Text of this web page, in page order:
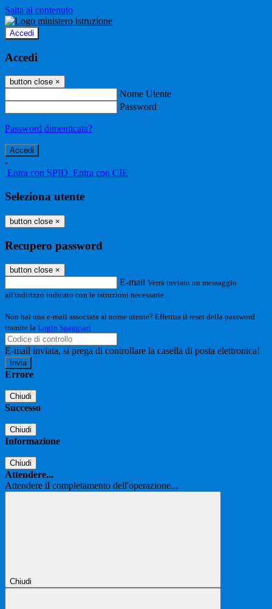
Salta al contenuto
Accedi
Accedi
button close ×
Nome Utente
Password
Password dimenticata?
-
Entra con SPID Entra con CIE
Seleziona utente
button close ×
Recupero password
button close ×
E-mail Verrà inviato un messaggio
all'indirizzo indicato con le istruzioni necessarie.
Non hai una e-mail associata al nome utente? Effettua il reset della password
tramite la Login Spaggiari
E-mail inviata, si prega di controllare la casella di posta elettronica!
Errore
Chiudi
Successo
Chiudi
Informazione
Chiudi
Attendere...
Attendere il completamento dell'operazione...
Chiudi